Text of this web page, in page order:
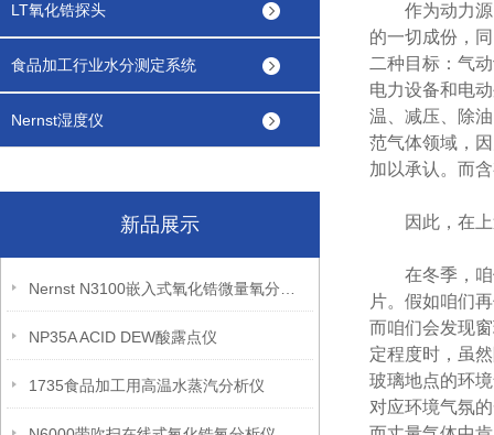
LT氧化锆探头
食品加工行业水分测定系统
Nernst湿度仪
新品展示
NP35A ACID DEW酸露点仪
1735食品加工用高温水蒸汽分析仪
作为动力源的
的一切成份，
二种目标：气
电力设备和电
温、减压、除
范气体领域，
加以承认。而
因此，在上
在冬季，咱们
片。假如咱们
而咱们会发现
定程度时，虽
玻璃地点的环
对应环境气氛